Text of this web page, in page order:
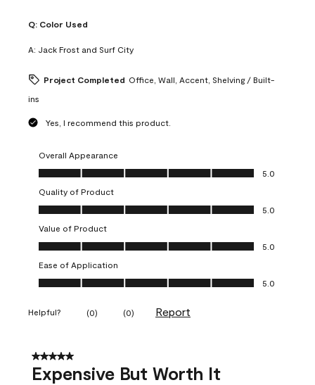
Q: Color Used
A: Jack Frost and Surf City
Project Completed Office, Wall, Accent, Shelving / Built-
ins
Yes, I recommend this product.
Overall Appearance
Overall Appearance, 5.0 out of 5
5.0
Quality of Product
Quality of Product, 5.0 out of 5
5.0
Value of Product
Value of Product, 5.0 out of 5
5.0
Ease of Application
Ease of Application, 5.0 out of 5
5.0
Helpful? (0) (0) Report
5 out of 5 stars.
Expensive But Worth It